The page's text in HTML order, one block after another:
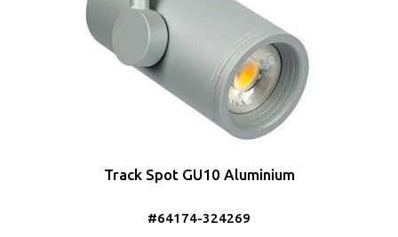
Track Spot GU10 Aluminium
#64174-324269